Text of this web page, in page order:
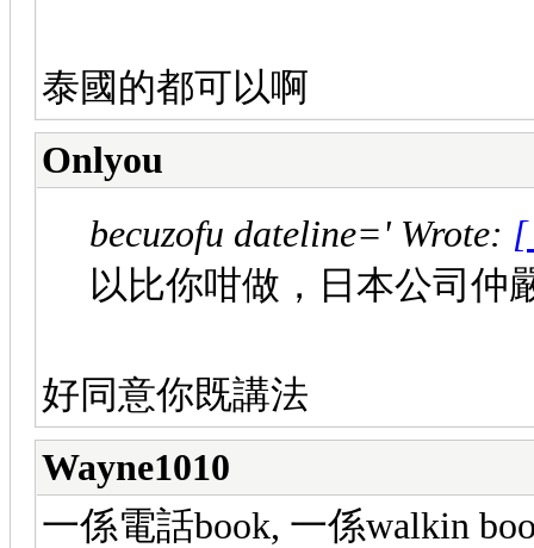
泰國的都可以啊
Onlyou
becuzofu dateline=' Wrote: [
以比你咁做，日本公司仲
好同意你既講法
Wayne1010
一係電話book, 一係walkin